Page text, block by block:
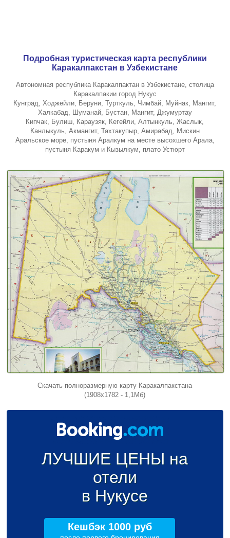
Подробная туристическая карта республики
Каракалпакстан в Узбекистане
Автономная республика Каракалпактан в Узбекистане, столица
Каракалпакии город Нукус
Кунград, Ходжейли, Беруни, Турткуль, Чимбай, Муйнак, Мангит,
Халкабад, Шуманай, Бустан, Мангит, Джумуртау
Кипчак, Булиш, Караузяк, Кегейли, Алтынкуль, Жаслык,
Канлыкуль, Акмангит, Тахтакупыр, Амирабад, Мискин
Аральское море, пустыня Аралкум на месте высохшего Арала,
пустыня Каракум и Кызылкум, плато Устюрт
Скачать полноразмерную карту Каракалпакстана
(1908x1782 - 1,1Мб)
ЛУЧШИЕ ЦЕНЫ на
отели
в Нукусе
Кешбэк 1000 руб